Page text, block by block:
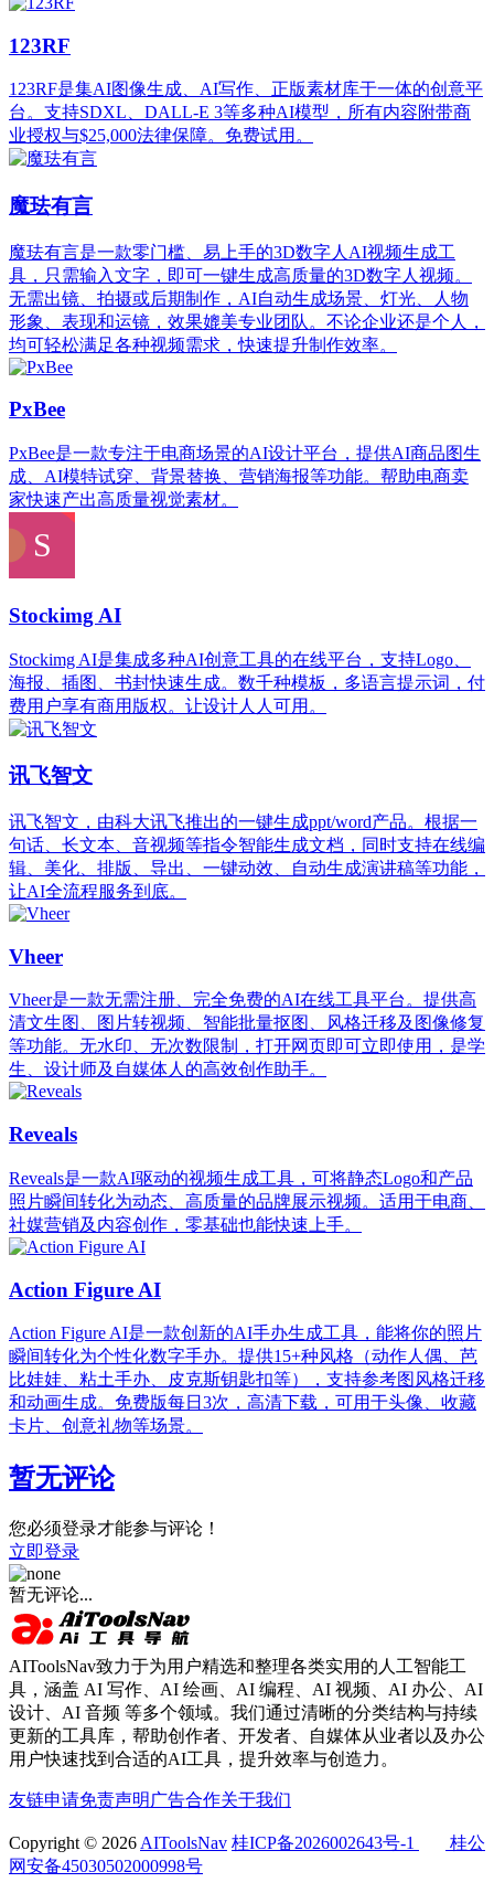
123RF
123RF是集AI图像生成、AI写作、正版素材库于一体的创意平
台。支持SDXL、DALL-E 3等多种AI模型，所有内容附带商
业授权与$25,000法律保障。免费试用。
魔珐有言
魔珐有言是一款零门槛、易上手的3D数字人AI视频生成工
具，只需输入文字，即可一键生成高质量的3D数字人视频。
无需出镜、拍摄或后期制作，AI自动生成场景、灯光、人物
形象、表现和运镜，效果媲美专业团队。不论企业还是个人，
均可轻松满足各种视频需求，快速提升制作效率。
PxBee
PxBee是一款专注于电商场景的AI设计平台，提供AI商品图生
成、AI模特试穿、背景替换、营销海报等功能。帮助电商卖
家快速产出高质量视觉素材。
Stockimg AI
Stockimg AI是集成多种AI创意工具的在线平台，支持Logo、
海报、插图、书封快速生成。数千种模板，多语言提示词，付
费用户享有商用版权。让设计人人可用。
讯飞智文
讯飞智文，由科大讯飞推出的一键生成ppt/word产品。根据一
句话、长文本、音视频等指令智能生成文档，同时支持在线编
辑、美化、排版、导出、一键动效、自动生成演讲稿等功能，
让AI全流程服务到底。
Vheer
Vheer是一款无需注册、完全免费的AI在线工具平台。提供高
清文生图、图片转视频、智能批量抠图、风格迁移及图像修复
等功能。无水印、无次数限制，打开网页即可立即使用，是学
生、设计师及自媒体人的高效创作助手。
Reveals
Reveals是一款AI驱动的视频生成工具，可将静态Logo和产品
照片瞬间转化为动态、高质量的品牌展示视频。适用于电商、
社媒营销及内容创作，零基础也能快速上手。
Action Figure AI
Action Figure AI是一款创新的AI手办生成工具，能将你的照片
瞬间转化为个性化数字手办。提供15+种风格（动作人偶、芭
比娃娃、粘土手办、皮克斯钥匙扣等），支持参考图风格迁移
和动画生成。免费版每日3次，高清下载，可用于头像、收藏
卡片、创意礼物等场景。
暂无评论
您必须登录才能参与评论！
立即登录
暂无评论...
AIToolsNav致力于为用户精选和整理各类实用的人工智能工
具，涵盖 AI 写作、AI 绘画、AI 编程、AI 视频、AI 办公、AI
设计、AI 音频 等多个领域。我们通过清晰的分类结构与持续
更新的工具库，帮助创作者、开发者、自媒体从业者以及办公
用户快速找到合适的AI工具，提升效率与创造力。
友链申请免责声明 广告合作关于我们
Copyright © 2026 AIToolsNav 桂ICP备2026002643号-1
桂公
网安备45030502000998号